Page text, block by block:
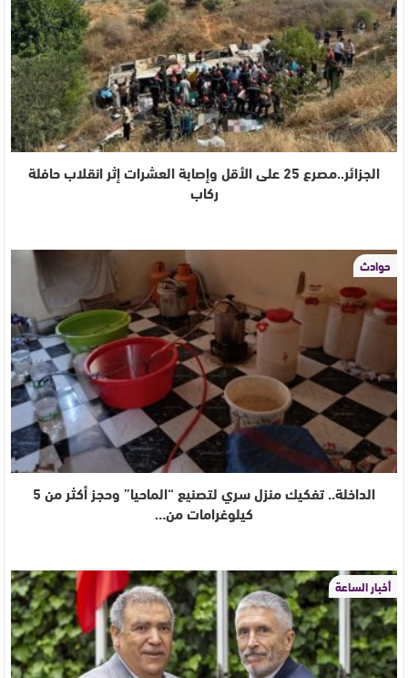
الجزائر..مصرع 25 على الأقل وإصابة العشرات إثر انقلاب حافلة
ركاب
حوادث
الداخلة.. تفكيك منزل سري لتصنيع “الماحيا” وحجز أكثر من 5
كيلوغرامات من…
أخبار الساعة